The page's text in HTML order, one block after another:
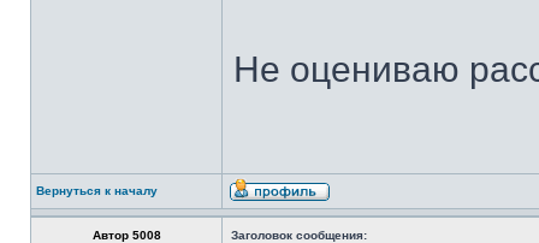
Не оцениваю
Вернуться к началу
Автор 5008 Заголовок сообщения: